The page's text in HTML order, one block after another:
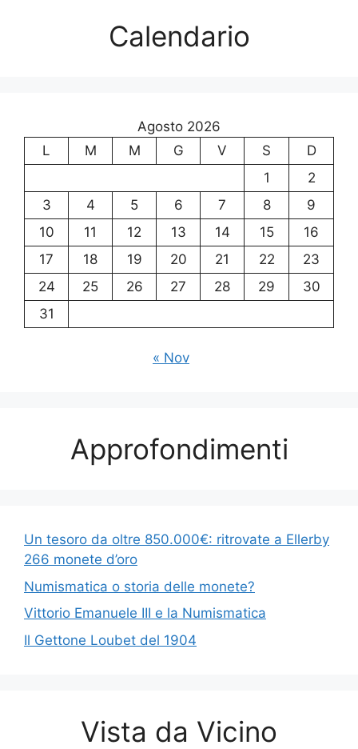
Calendario
Agosto 2026
L
M M G V S
D
1
2
3
4 5 6 7 8
9
10
11 12 13 14 15
16
17
18 19 20 21 22
23
24
25 26 27 28 29
30
31
« Nov
Approfondimenti
Un tesoro da oltre 850.000€: ritrovate a Ellerby
266 monete d’oro
Numismatica o storia delle monete?
Vittorio Emanuele III e la Numismatica
Il Gettone Loubet del 1904
Vista da Vicino